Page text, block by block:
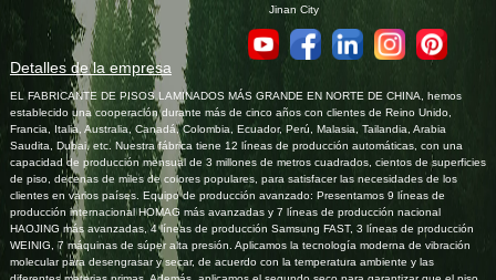
Jinan City
Detalles de la empresa
EL FABRICANTE DE PISOS LAMINADOS MÁS GRANDE EN NORTE DE CHINA, hemos
establecido una cooperación durante más de cinco años con clientes de Reino Unido,
Francia, Italia, Australia, Canadá, Colombia, Ecuador, Perú, Malasia, Tailandia, Arabia
Saudita, Dubai, etc. Nuestra fábrica tiene 12 líneas de producción automáticas, con una
capacidad de producción mensual de 3 millones de metros cuadrados, cientos de superficies
de piso, decenas de miles de colores populares, para satisfacer las necesidades de los
clientes en varios países. Equipo de producción avanzado: Presentamos 9 líneas de
producción internacional HOMAG más avanzadas y 7 líneas de producción nacional
HAOJING más avanzadas, 4 líneas de producción Samsung FAST, 3 líneas de producción
WEINIG, 7 máquinas de súper alta presión. Aplicamos la tecnología moderna de vibración
molecular para desengrasar y secar, de acuerdo con la temperatura ambiente y las